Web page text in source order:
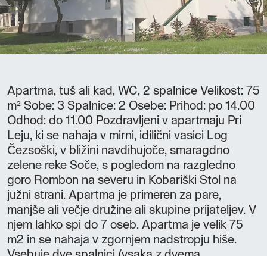
Apartma, tuš ali kad, WC, 2 spalnice Velikost: 75
m² Sobe: 3 Spalnice: 2 Osebe: Prihod: po 14.00
Odhod: do 11.00 Pozdravljeni v apartmaju Pri
Leju, ki se nahaja v mirni, idilični vasici Log
Čezsoški, v bližini navdihujoče, smaragdno
zelene reke Soče, s pogledom na razgledno
goro Rombon na severu in Kobariški Stol na
južni strani. Apartma je primeren za pare,
manjše ali večje družine ali skupine prijateljev. V
njem lahko spi do 7 oseb. Apartma je velik 75
m2 in se nahaja v zgornjem nadstropju hiše.